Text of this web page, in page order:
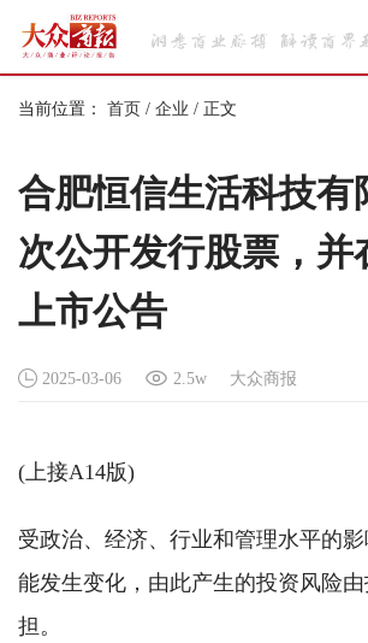
当前位置： 首页 / 企业 / 正文
合肥恒信生活科技有
次公开发行股票，并
上市公告
2025-03-06 2.5w 大众商报
(上接A14版)
受政治、经济、行业和管理水平的
能发生变化，由此产生的投资风险
担。